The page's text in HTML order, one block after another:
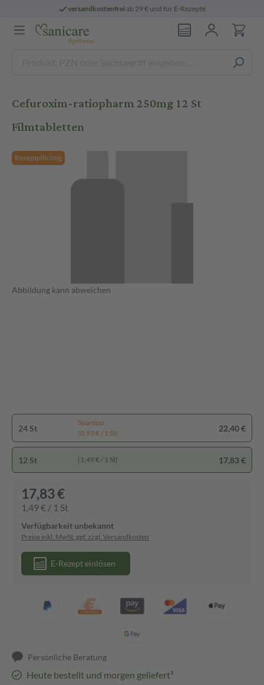
versandkostenfreiab 29 € und für E-Rezepte
Cefuroxim-ratiopharm 250mg 12 St
Filmtabletten
Rezeptpflichtig
Abbildung kann abweichen
24 St
Spartipp
(0,93 € / 1 St)
22,40 €
12 St (1,49 € / 1 St) 17,83 €
17,83 €
1,49 € / 1 St
Verfügbarkeit unbekannt
Preise inkl. MwSt. ggf. zzgl. Versandkosten
E-Rezept einlösen
Persönliche Beratung
Heute bestellt und morgen geliefert³